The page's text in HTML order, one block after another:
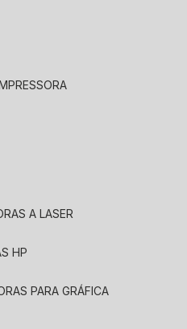
A LASER
HP
PARA GRÁFICA